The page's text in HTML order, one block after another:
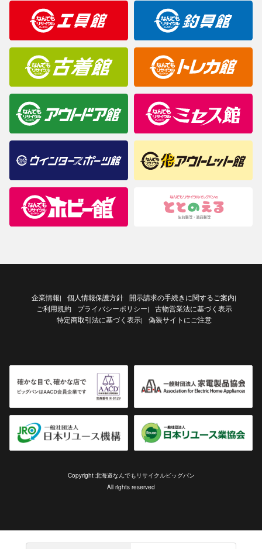
明なことがありましたらご購入前にお問い合わせください。
商品について
企業情報| 個人情報保護方針 開示請求の手続きに関するご案内|
ご利用規約 プライバシーポリシー|
古物営業法に基づく表示
特定商取引法に基づく表示| 偽装サイトにご注意
Copyright 北海道なんでもリサイクルビッグバン
All rights reserved